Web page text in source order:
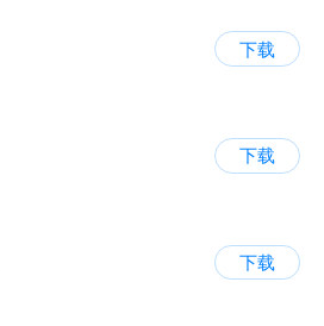
下载
下载
下载